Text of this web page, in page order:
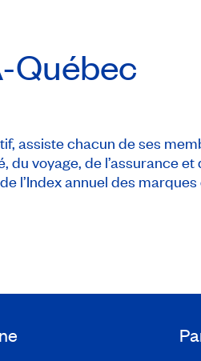
Québec
assiste chacun de ses
voyage, de l’assurance
l’Index annuel des